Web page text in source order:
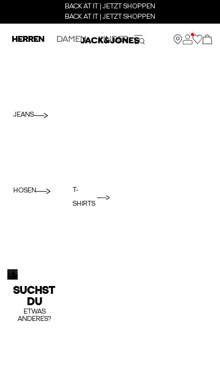
BACK AT IT | JETZT SHOPPEN
BACK AT IT | JETZT SHOPPEN
HERREN DAMEN KINDER
JEANS
HOSEN
T-
SHIRTS
SUCHST
DU
ETWAS
ANDERES?